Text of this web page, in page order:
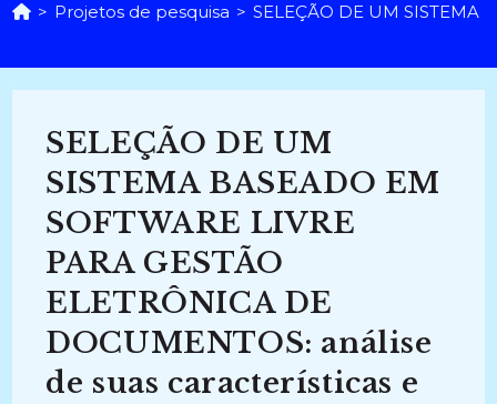
> Projetos de pesquisa > SELEÇÃO DE UM SISTEMA
SELEÇÃO DE UM
SISTEMA BASEADO EM
SOFTWARE LIVRE
PARA GESTÃO
ELETRÔNICA DE
DOCUMENTOS: análise
de suas características e